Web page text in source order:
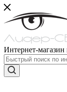
Интернет-магазин